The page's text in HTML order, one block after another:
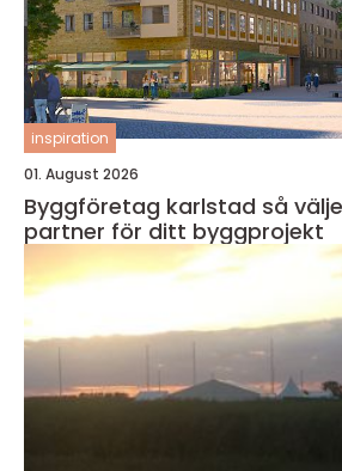
inspiration
01. August 2026
Byggföretag karlstad så väljer du rätt
partner för ditt byggprojekt